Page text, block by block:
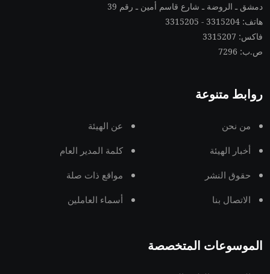
دمشق ـ الروضة ـ شارع قاسم أمين ـ رقم 39
هاتف: 3315204 - 3315205
فاكس: 3315207
ص.ب: 7296
روابط متنوعة
من نحن عن الهيئة
أخبار الهيئة كلمة المدير العام
حقوق النشر مواقع ذات صلة
الاتصال بنا أسماء العاملين
الموسوعات المتخصصة